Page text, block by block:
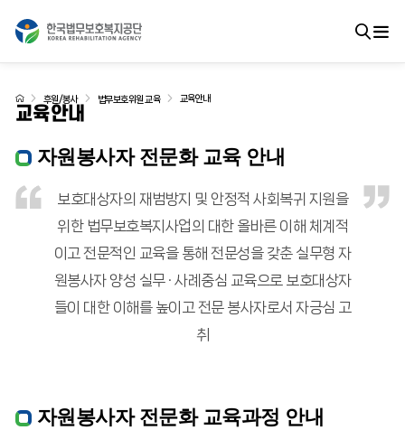
교육안내
후원/봉사 법무보호위원 교육 교육안내
자원봉사자 전문화 교육 안내
보호대상자의 재범방지 및 안정적 사회복귀 지원을
위한 법무보호복지사업의 대한 올바른 이해 체계적
이고 전문적인 교육을 통해 전문성을 갖춘 실무형 자
원봉사자 양성 실무 · 사례중심 교육으로 보호대상자
들이 대한 이해를 높이고 전문 봉사자로서 자긍심 고
취
자원봉사자 전문화 교육과정 안내